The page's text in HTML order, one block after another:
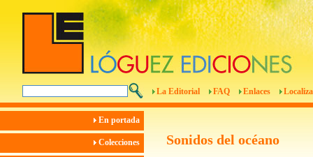
La Editorial FAQ Enlaces
En portada
Colecciones Sonidos del océano